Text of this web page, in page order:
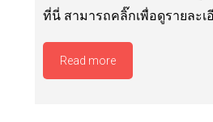
ที่นี่ สามารถคลิ๊กเพื่อดูรายละเ
Read more